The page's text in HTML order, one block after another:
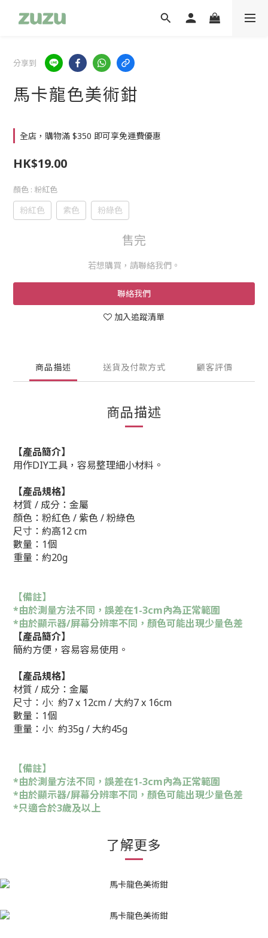
分享到
馬卡龍色美術鉗
全店，購物滿 $350 即可享免運費優惠
HK$19.00
顏色 : 粉紅色
粉紅色 紫色 粉綠色
售完
若想購買，請聯絡我們。
聯絡我們
加入追蹤清單
商品描述 送貨及付款方式 顧客評價
商品描述
【產品簡介】
用作DIY工具，容易整理細小材料。
【產品規格】
材質 / 成分： 金屬
顏色： 粉紅色 / 紫色 / 粉綠色
尺寸： 約高12 cm
數量：1個
重量：約20g
【備註】
*由於測量方法不同，誤差在1-3cm內為正常範圍
*由於顯示器/屏幕分辨率不同，顏色可能出現少量色差
【產品簡介】
簡約方便，容易容易使用。
【產品規格】
材質 / 成分： 金屬
尺寸 ： 小: 約7 x 12cm/ 大約7 x 16cm
數量：1個
重量： 小: 約35g/ 大約45g
【備註】
*由於測量方法不同，誤差在1-3cm內為正常範圍
*由於顯示器/屏幕分辨率不同，顏色可能出現少量色差
*只適合於3歲及以上
了解更多